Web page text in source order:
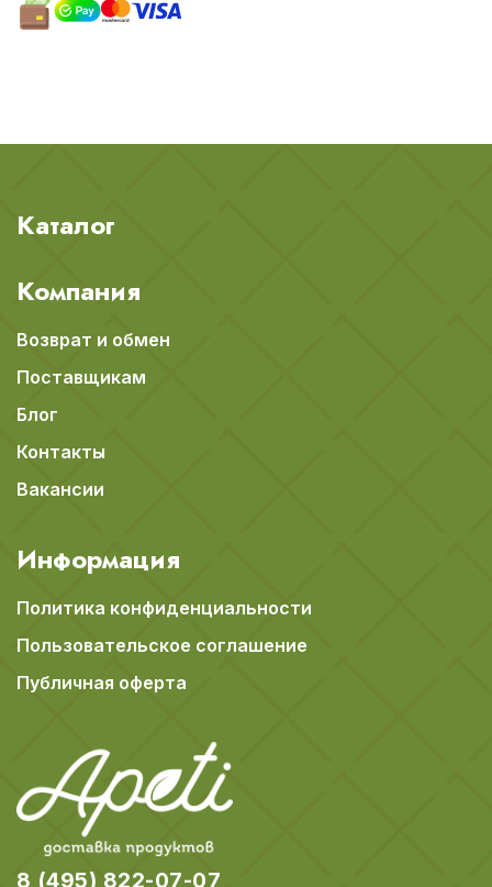
Каталог
Компания
Возврат и обмен
Поставщикам
Блог
Контакты
Вакансии
Информация
Политика конфиденциальности
Пользовательское соглашение
Публичная оферта
8 (495) 822-07-07